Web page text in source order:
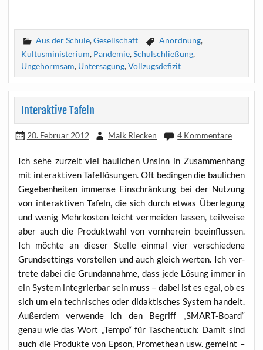
Aus der Schule,Gesellschaft Anordnung,
Kultusministerium, Pandemie,Schulschließung,
Ungehormsam, Untersagung,Vollzugsdefizit
Interaktive Tafeln
20. Februar 2012 Maik Riecken 4 Kommentare
Ich sehe zur­zeit viel bau­li­chen Unsinn in Zusam­men­hang
mit inter­ak­ti­ven Tafel­lö­sun­gen. Oft bedin­gen die bau­li­chen
Gege­ben­hei­ten immense Ein­schrän­kung bei der Nut­zung
von inter­ak­ti­ven Tafeln, die sich durch etwas Über­le­gung
und wenig Mehr­kos­ten leicht ver­mei­den las­sen, teil­wei­se
aber auch die Pro­dukt­wahl von vorn­her­ein beein­flus­sen.
Ich möch­te an die­ser Stel­le ein­mal vier ver­schie­de­ne
Grund­set­tings vor­stel­len und auch gleich wer­ten. Ich ver­
tre­te dabei die Grund­an­nah­me, dass jede Lösung immer in
ein Sys­tem inte­grier­bar sein muss – dabei ist es egal, ob es
sich um ein tech­ni­sches oder didak­ti­sches Sys­tem han­delt.
Außer­dem ver­wen­de ich den Begriff „SMART-Board“
genau wie das Wort „Tem­po“ für Taschen­tuch: Damit sind
auch die Pro­duk­te von Epson, Pro­me­the­an usw. gemeint –